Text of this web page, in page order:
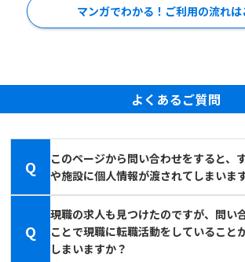
マンガでわかる！ご利用の流れは
よくあるご質問
Q
このページから問い合わせをすると、
や施設に個人情報が渡されてしまいま
Q
現職の求人も見つけたのですが、問い
ことで現職に転職活動をしていること
しまいますか？